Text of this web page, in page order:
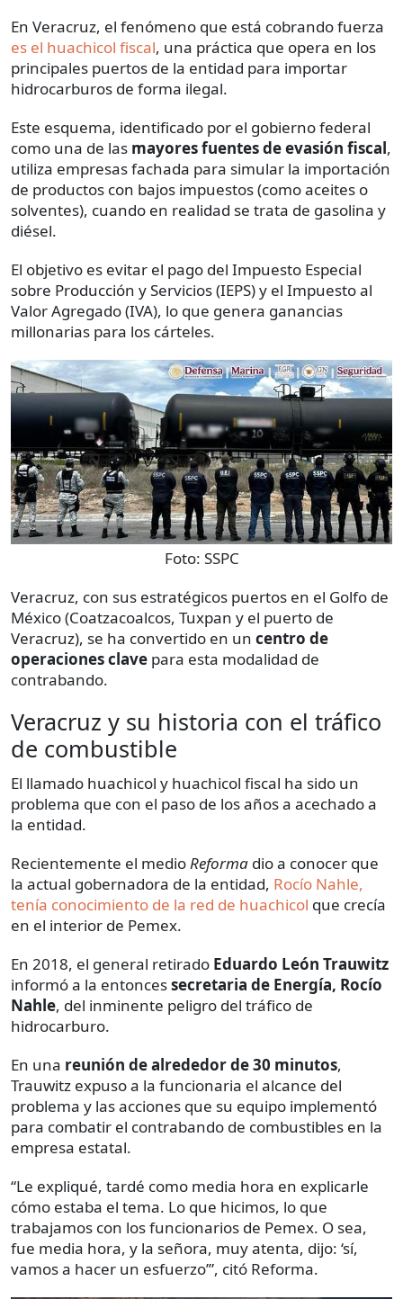
En Veracruz, el fenómeno que está cobrando fuerza
es el huachicol fiscal, una práctica que opera en los
principales puertos de la entidad para importar
hidrocarburos de forma ilegal.
Este esquema, identificado por el gobierno federal
como una de las mayores fuentes de evasión fiscal,
utiliza empresas fachada para simular la importación
de productos con bajos impuestos (como aceites o
solventes), cuando en realidad se trata de gasolina y
diésel.
El objetivo es evitar el pago del Impuesto Especial
sobre Producción y Servicios (IEPS) y el Impuesto al
Valor Agregado (IVA), lo que genera ganancias
millonarias para los cárteles.
Foto: SSPC
Veracruz, con sus estratégicos puertos en el Golfo de
México (Coatzacoalcos, Tuxpan y el puerto de
Veracruz), se ha convertido en un centro de
operaciones clave para esta modalidad de
contrabando.
Veracruz y su historia con el tráfico
de combustible
El llamado huachicol y huachicol fiscal ha sido un
problema que con el paso de los años a acechado a
la entidad.
Recientemente el medioReforma dio a conocer que
la actual gobernadora de la entidad, Rocío Nahle,
tenía conocimiento de la red de huachicol que crecía
en el interior de Pemex.
En 2018, el general retirado Eduardo León Trauwitz
informó a la entoncessecretaria de Energía, Rocío
Nahle, del inminente peligro del tráfico de
hidrocarburo.
En una reunión de alrededor de 30 minutos,
Trauwitz expuso a la funcionaria el alcance del
problema y las acciones que su equipo implementó
para combatir el contrabando de combustibles en la
empresa estatal.
“Le expliqué, tardé como media hora en explicarle
cómo estaba el tema. Lo que hicimos, lo que
trabajamos con los funcionarios de Pemex. O sea,
fue media hora, y la señora, muy atenta, dijo: ‘sí,
vamos a hacer un esfuerzo’”, citó Reforma.